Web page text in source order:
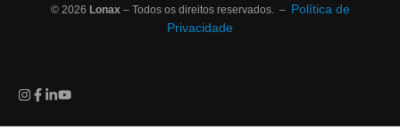
© 2026 Lonax– Todos os direitos reservados. – Política de
Privacidade